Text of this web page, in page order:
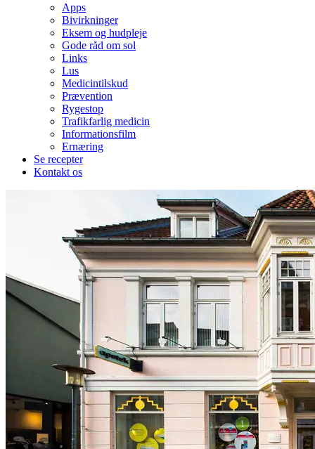
Apps
Bivirkninger
Eksem og hudpleje
Gode råd om sol
Links
Lus
Medicintilskud
Prævention
Rygestop
Trafikfarlig medicin
Informationsfilm
Ernæring
Se recepter
Kontakt os